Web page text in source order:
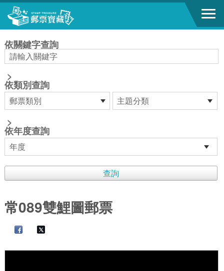
跳到主要內容區塊
依關鍵字查詢
>
依類別查詢
>
依年度查詢
常089雙鯉圖郵票